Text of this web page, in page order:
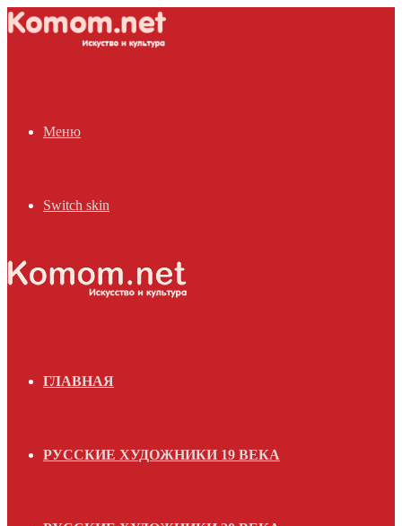
Меню
Switch skin
ГЛАВНАЯ
РУССКИЕ ХУДОЖНИКИ 19 ВЕКА